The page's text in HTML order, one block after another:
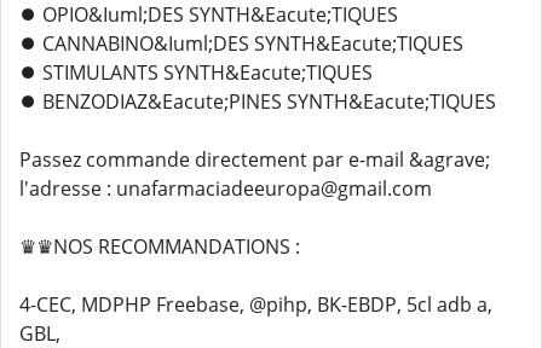
⏺️ OPIO&Iuml;DES SYNTH&Eacute;TIQUES
⏺️ CANNABINO&Iuml;DES SYNTH&Eacute;TIQUES
⏺️ STIMULANTS SYNTH&Eacute;TIQUES
⏺️ BENZODIAZ&Eacute;PINES SYNTH&Eacute;TIQUES
Passez commande directement par e-mail &agrave;
l'adresse : unafarmaciadeeuropa@gmail.com
♛♛NOS RECOMMANDATIONS :
4-CEC, MDPHP Freebase, @pihp, BK-EBDP, 5cl adb a,
GBL,